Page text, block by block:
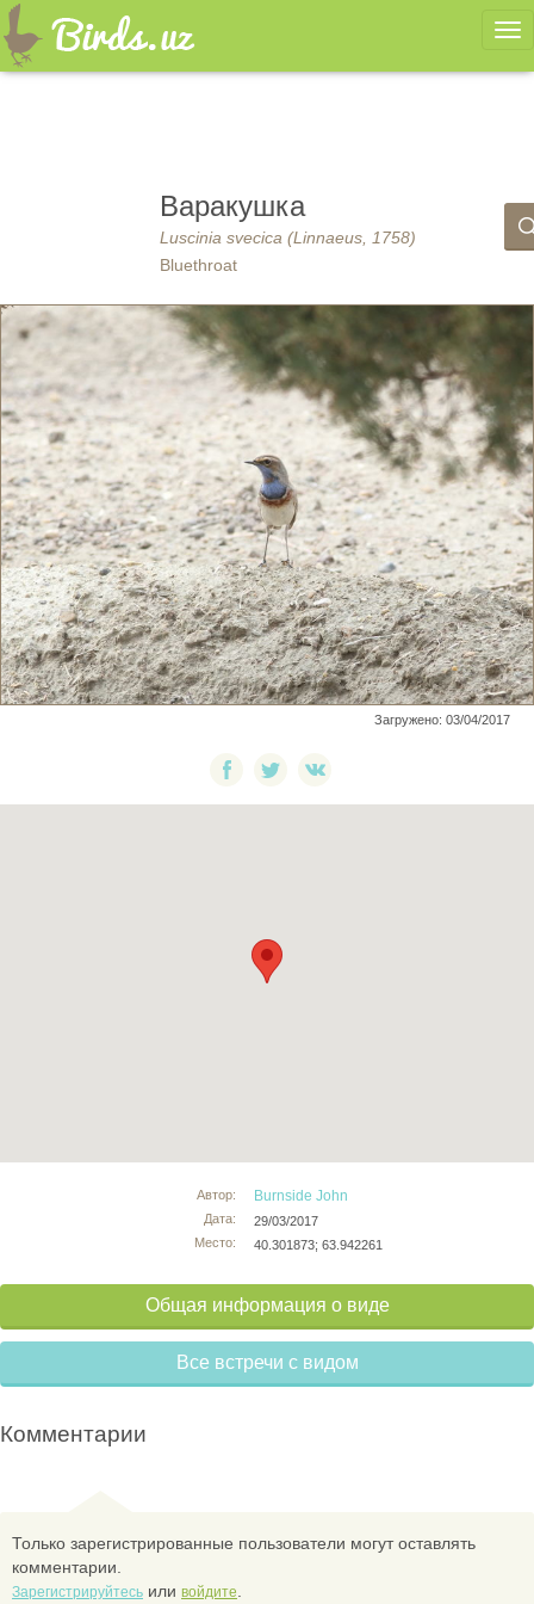
Варакушка
Luscinia svecica (Linnaeus, 1758)
Bluethroat
Загружено: 03/04/2017
Автор:
Дата:
Место:
Burnside John
29/03/2017
40.301873; 63.942261
Общая информация о виде
Все встречи с видом
Комментарии
Только зарегистрированные пользователи могут оставлять
комментарии.
Зарегистрируйтесь или войдите